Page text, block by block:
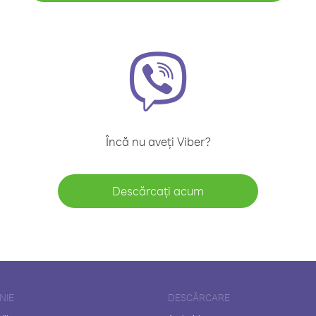
Încă nu aveți Viber?
Descărcați acum
DESCĂRCARE